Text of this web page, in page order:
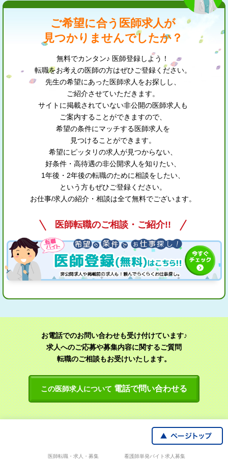
ご希望に合う医師求人が
見つかりませんでしたか？
無料でカンタン♪ 医師登録しよう！
転職をお考えの医師の方はぜひご登録ください。
先生の希望にあった医師求人をお探しし、
ご紹介させていただきます。
サイトに掲載されていない非公開の医師求人も
ご案内することができますので、
希望の条件にマッチする医師求人を
見つけることができます。
希望にピッタリの求人が見つからない、
好条件・高待遇の非公開求人を知りたい、
1年後・2年後の転職のために相談をしたい、
という方もぜひご登録ください。
お仕事/求人の紹介・相談は全て無料でございます。
医師転職のご相談・ご紹介!!
お電話でのお問い合わせも受け付けています♪
求人へのご応募や募集内容に関するご質問
転職のご相談もお受けいたします。
この医師求人について 電話で問い合わせる
医師転職・求人・募集 看護師単発バイト求人募集